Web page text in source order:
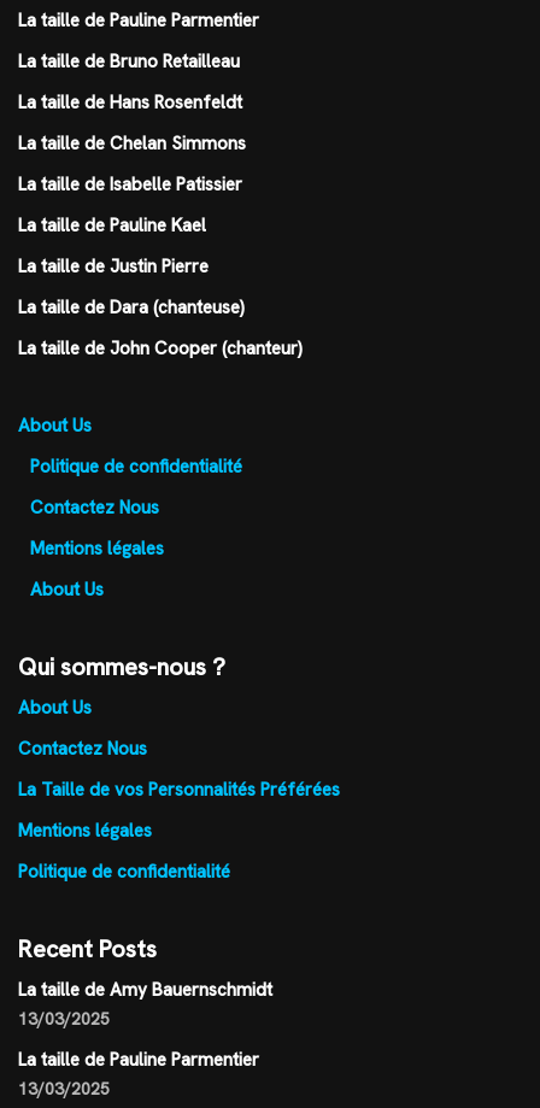
La taille de Pauline Parmentier
La taille de Bruno Retailleau
La taille de Hans Rosenfeldt
La taille de Chelan Simmons
La taille de Isabelle Patissier
La taille de Pauline Kael
La taille de Justin Pierre
La taille de Dara (chanteuse)
La taille de John Cooper (chanteur)
About Us
Politique de confidentialité
Contactez Nous
Mentions légales
About Us
Qui sommes-nous ?
About Us
Contactez Nous
La Taille de vos Personnalités Préférées
Mentions légales
Politique de confidentialité
Recent Posts
La taille de Amy Bauernschmidt
13/03/2025
La taille de Pauline Parmentier
13/03/2025